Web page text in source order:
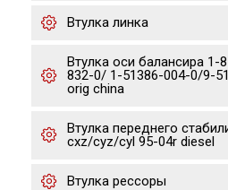
Втулка линка
Втулка оси балансира 1-
832-0/ 1-51386-004-0/9-
orig china
Втулка переднего
cxz/cyz/cyl 95-04r diesel
Втулка рессоры